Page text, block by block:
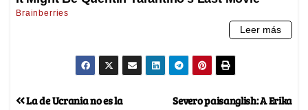
Severo paisanglish: A Erika
La de Ucrania no es la